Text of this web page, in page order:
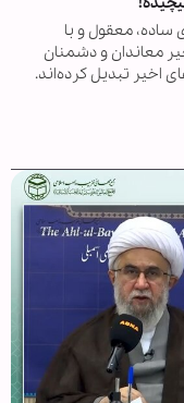
معقول و با
معاندان و دشمنان
اخیر تبدیل کرده‌اند.